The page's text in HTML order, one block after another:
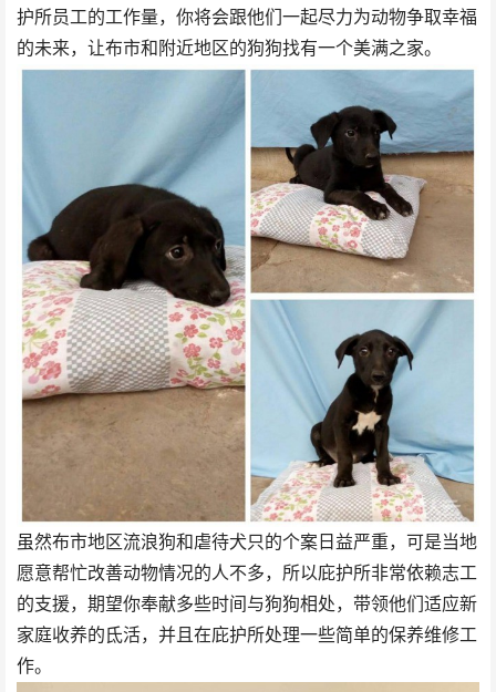
护所员工的工作量，你将会跟他们一起尽力为动物争取幸福
的未来，让布市和附近地区的狗狗找有一个美满之家。
虽然布市地区流浪狗和虐待犬只的个案日益严重，可是当地
愿意帮忙改善动物情况的人不多，所以庇护所非常依赖志工
的支援，期望你奉献多些时间与狗狗相处，带领他们适应新
家庭收养的氐活，并且在庇护所处理一些简单的保养维修工
作。